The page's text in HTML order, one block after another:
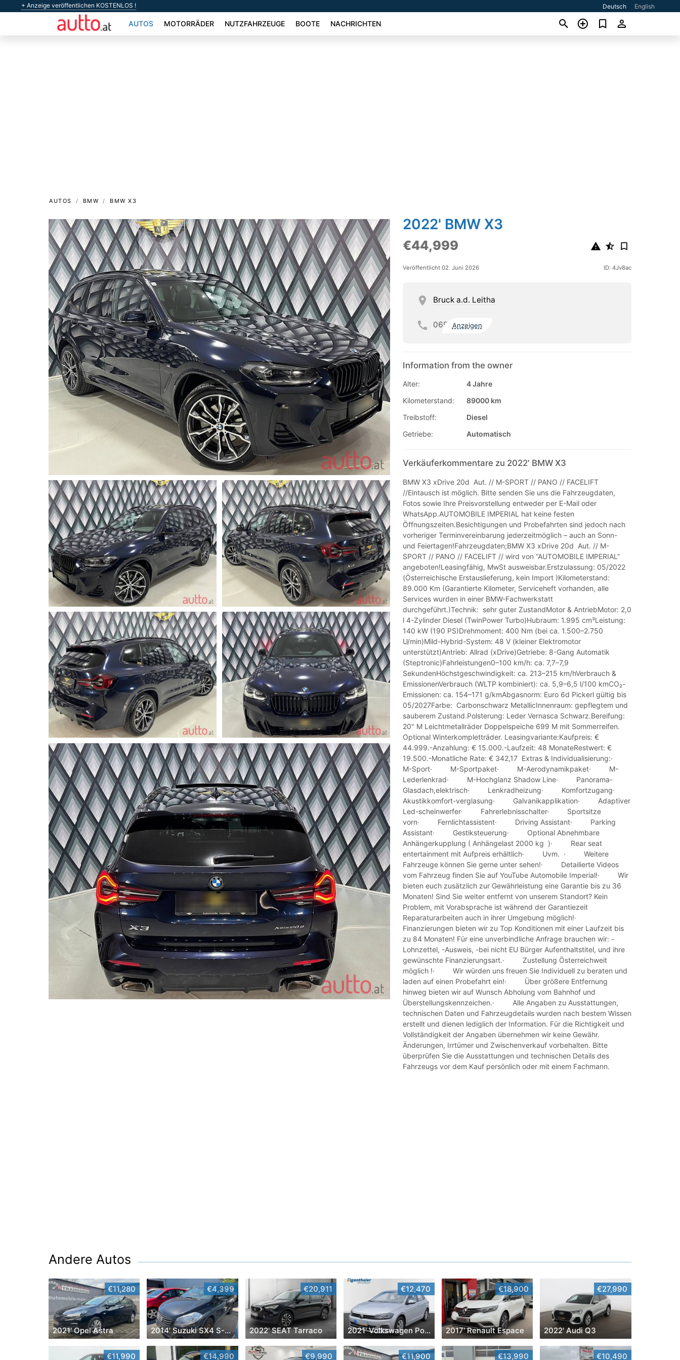
+ Anzeige veröffentlichen KOSTENLOS ! Deutsch English
AUTOS MOTORRÄDER NUTZFAHRZEUGE BOOTE NACHRICHTEN
AUTOS BMW BMW X3
2022' BMW X3
€44,999
Veröffentlicht 02. Juni 2026 ID: 4Jv8ac
Bruck a.d. Leitha
069 Anzeigen
Information from the owner
Alter:
4 Jahre
Kilometerstand:
89000 km
Treibstoff:
Diesel
Getriebe:
Automatisch
Verkäuferkommentare zu 2022' BMW X3
BMW X3 xDrive 20d Aut. // M-SPORT // PANO // FACELIFT
//Eintausch ist möglich. Bitte senden Sie uns die Fahrzeugdaten,
Fotos sowie Ihre Preisvorstellung entweder per E-Mail oder
WhatsApp.AUTOMOBILE IMPERIAL hat keine festen
Öffnungszeiten.Besichtigungen und Probefahrten sind jedoch nach
vorheriger Terminvereinbarung jederzeitmöglich – auch an Sonn-
und Feiertagen!Fahrzeugdaten;BMW X3 xDrive 20d Aut. // M-
SPORT // PANO // FACELIFT // wird von “AUTOMOBILE IMPERIAL“
angeboten!Leasingfähig, MwSt ausweisbar.Erstzulassung: 05/2022
(Österreichische Erstauslieferung, kein Import )Kilometerstand:
89.000 Km (Garantierte Kilometer, Serviceheft vorhanden, alle
Services wurden in einer BMW-Fachwerkstatt
durchgeführt.)Technik: sehr guter ZustandMotor & AntriebMotor: 2,0
l 4-Zylinder Diesel (TwinPower Turbo)Hubraum: 1.995 cm³Leistung:
140 kW (190 PS)Drehmoment: 400 Nm (bei ca. 1.500–2.750
U/min)Mild-Hybrid-System: 48 V (kleiner Elektromotor
unterstützt)Antrieb: Allrad (xDrive)Getriebe: 8-Gang Automatik
(Steptronic)Fahrleistungen0–100 km/h: ca. 7,7–7,9
SekundenHöchstgeschwindigkeit: ca. 213–215 km/hVerbrauch &
EmissionenVerbrauch (WLTP kombiniert): ca. 5,9–6,5 l/100 kmCO₂-
Emissionen: ca. 154–171 g/kmAbgasnorm: Euro 6d Pickerl gültig bis
05/2027Farbe: Carbonschwarz MetallicInnenraum: gepflegtem und
sauberem Zustand.Polsterung: Leder Vernasca Schwarz.Bereifung:
20" M Leichtmetallräder Doppelspeiche 699 M mit Sommerreifen.
Optional Winterkompletträder. Leasingvariante:Kaufpreis: €
44.999.-Anzahlung: € 15.000.-Laufzeit: 48 MonateRestwert: €
19.500.-Monatliche Rate: € 342,17 Extras & Individualisierung:·
M-Sport· M-Sportpaket· M-Aerodynamikpaket· M-
Lederlenkrad· M-Hochglanz Shadow Line· Panorama-
Glasdach,elektrisch· Lenkradheizung· Komfortzugang·
Akustikkomfort-verglasung· Galvanikapplikation· Adaptiver
Led-scheinwerfer· Fahrerlebnisschalter· Sportsitze
vorn· Fernlichtassistent· Driving Assistant· Parking
Assistant· Gestiksteuerung· Optional Abnehmbare
Anhängerkupplung ( Anhängelast 2000 kg )· Rear seat
entertainment mit Aufpreis erhältlich· Uvm. · Weitere
Fahrzeuge können Sie gerne unter sehen!· Detailierte Videos
vom Fahrzeug finden Sie auf YouTube Automobile Imperial!· Wir
bieten euch zusätzlich zur Gewährleistung eine Garantie bis zu 36
Monaten! Sind Sie weiter entfernt von unserem Standort? Kein
Problem, mit Vorabsprache ist während der Garantiezeit
Reparaturarbeiten auch in ihrer Umgebung möglich!·
Finanzierungen bieten wir zu Top Konditionen mit einer Laufzeit bis
zu 84 Monaten! Für eine unverbindliche Anfrage brauchen wir: -
Lohnzettel, -Ausweis, -bei nicht EU Bürger Aufenthaltstitel, und ihre
gewünschte Finanzierungsart.· Zustellung Österreichweit
möglich !· Wir würden uns freuen Sie Individuell zu beraten und
laden auf einen Probefahrt ein!· Über größere Entfernung
hinweg bieten wir auf Wunsch Abholung vom Bahnhof und
Überstellungskennzeichen.· Alle Angaben zu Ausstattungen,
technischen Daten und Fahrzeugdetails wurden nach bestem Wissen
erstellt und dienen lediglich der Information. Für die Richtigkeit und
Vollständigkeit der Angaben übernehmen wir keine Gewähr.
Änderungen, Irrtümer und Zwischenverkauf vorbehalten. Bitte
überprüfen Sie die Ausstattungen und technischen Details des
Fahrzeugs vor dem Kauf persönlich oder mit einem Fachmann.
Andere Autos
€11,280
2021' Opel Astra
€4,399
2014' Suzuki SX4 S-Cross
€20,911
2022' SEAT Tarraco
€12,470
2021' Volkswagen Polo
€18,900
2017' Renault Espace
€27,990
2022' Audi Q3
€11,990 €14,990 €9,990 €11,900 €13,990 €10,490